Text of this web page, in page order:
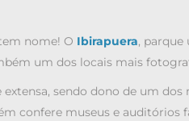
nome! O Ibirapuera, parque
um dos locais mais
sendo dono de um
confere museus e auditórios